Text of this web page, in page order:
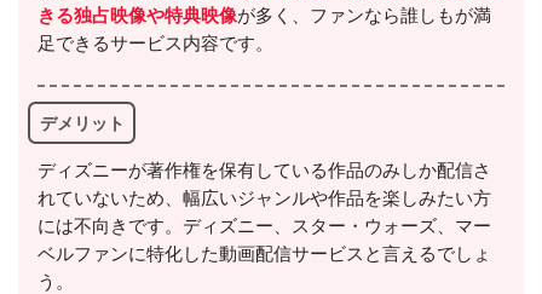
出典:U-NEXTヘルプセンター
きる独占映像や特典映像が多く、ファンなら誰しもが満
足できるサービス内容です。
デメリット
ディズニーが著作権を保有している作品のみしか配信さ
れていないため、幅広いジャンルや作品を楽しみたい方
には不向きです。ディズニー、スター・ウォーズ、マー
ベルファンに特化した動画配信サービスと言えるでしょ
う。